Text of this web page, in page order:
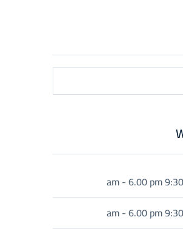
9:30 am - 6.00 pm
9:30 am - 6.00 pm